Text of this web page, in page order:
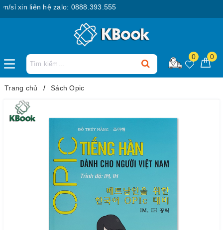
liên hệ zalo: 0888.393.555
0 0
Trang chủ Sách Opic